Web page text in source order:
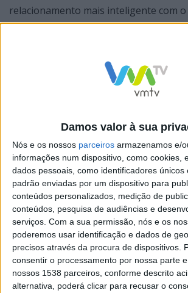
Damos valor à sua
Nós e os nossos parceiros armazenamos e/
informações num dispositivo, como cookies,
dados pessoais, como identificadores únicos
padrão enviadas por um dispositivo para
conteúdos personalizados, medição de
conteúdos, pesquisa de audiências e
serviços. Com a sua permissão, nós e os
poderemos usar identificação e dados de
precisos através da procura de dispositivos.
consentir o processamento por nossa parte
nossos 1538 parceiros, conforme descrito
alternativa, poderá clicar para recusar o
relacionamento mais inteligente com
dinamizar o comércio tradicional,
projeto pretende apoiar as empresas
serviços a aumentarem as suas vendas
a sua relação com os clientes. Desta
para a criação de empresas mais
resilientes, a bem do desenvolvimento
do aumento da qualidade de vida em